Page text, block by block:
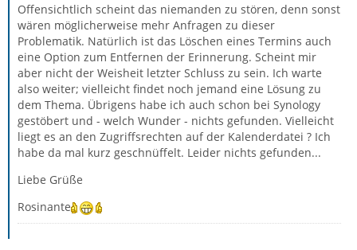
Offensichtlich scheint das niemanden zu stören, denn sonst
wären möglicherweise mehr Anfragen zu dieser
Problematik. Natürlich ist das Löschen eines Termins auch
eine Option zum Entfernen der Erinnerung. Scheint mir
aber nicht der Weisheit letzter Schluss zu sein. Ich warte
also weiter; vielleicht findet noch jemand eine Lösung zu
dem Thema. Übrigens habe ich auch schon bei Synology
gestöbert und - welch Wunder - nichts gefunden. Vielleicht
liegt es an den Zugriffsrechten auf der Kalenderdatei ? Ich
habe da mal kurz geschnüffelt. Leider nichts gefunden...
Liebe Grüße
Rosinante